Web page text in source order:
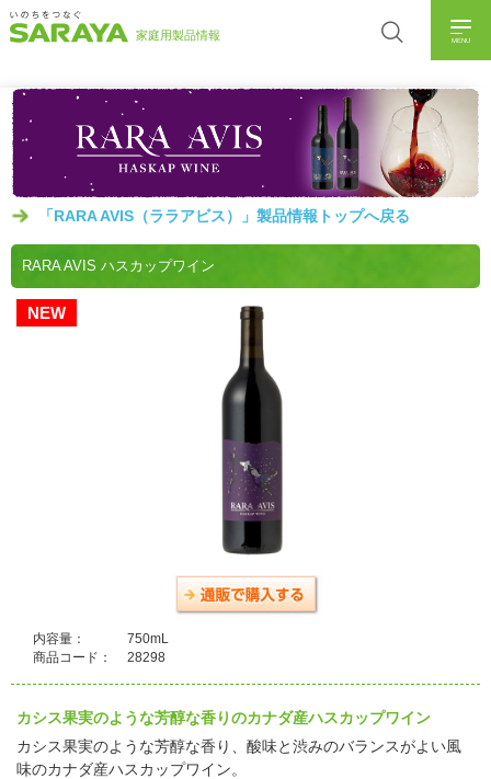
MENU
「RARA AVIS（ララアビス）」製品情報トップへ戻る
RARA AVIS ハスカップワイン
NEW
内容量：
750mL
商品コード：
28298
カシス果実のような芳醇な香りのカナダ産ハスカップワイン
カシス果実のような芳醇な香り、酸味と渋みのバランスがよい風
味のカナダ産ハスカップワイン。